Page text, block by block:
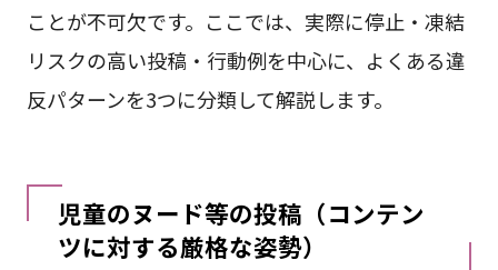
ことが不可欠です。ここでは、実際に停止・凍結
リスクの高い投稿・行動例を中心に、よくある違
反パターンを3つに分類して解説します。
児童のヌード等の投稿（コンテン
ツに対する厳格な姿勢）